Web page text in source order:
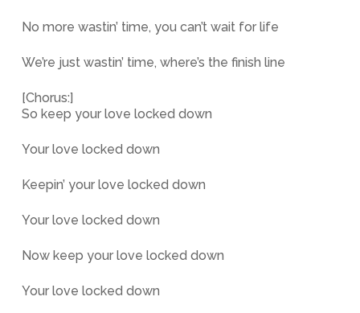
No more wastin’ time, you can’t wait for life
We’re just wastin’ time, where’s the finish line
[Chorus:]
So keep your love locked down
Your love locked down
Keepin’ your love locked down
Your love locked down
Now keep your love locked down
Your love locked down